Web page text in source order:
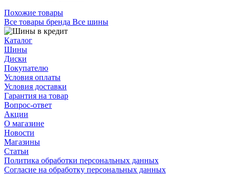
Похожие товары
Все товары бренда Все шины
Каталог
Шины
Диски
Покупателю
Условия оплаты
Условия доставки
Гарантия на товар
Вопрос-ответ
Акции
О магазине
Новости
Магазины
Статьи
Политика обработки персональных данных
Согласие на обработку персональных данных